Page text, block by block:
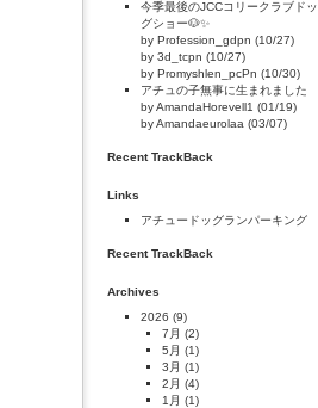
今季最後のJCCコリークラブドッ
グショー🐶✨
by Profession_gdpn (10/27)
by 3d_tcpn (10/27)
by Promyshlen_pcPn (10/30)
アチュの子無事に生まれました
by AmandaHorevell1 (01/19)
by Amandaeurolaa (03/07)
Recent TrackBack
Links
アチュードッグランパーキング
Recent TrackBack
Archives
2026 (9)
7月 (2)
5月 (1)
3月 (1)
2月 (4)
1月 (1)